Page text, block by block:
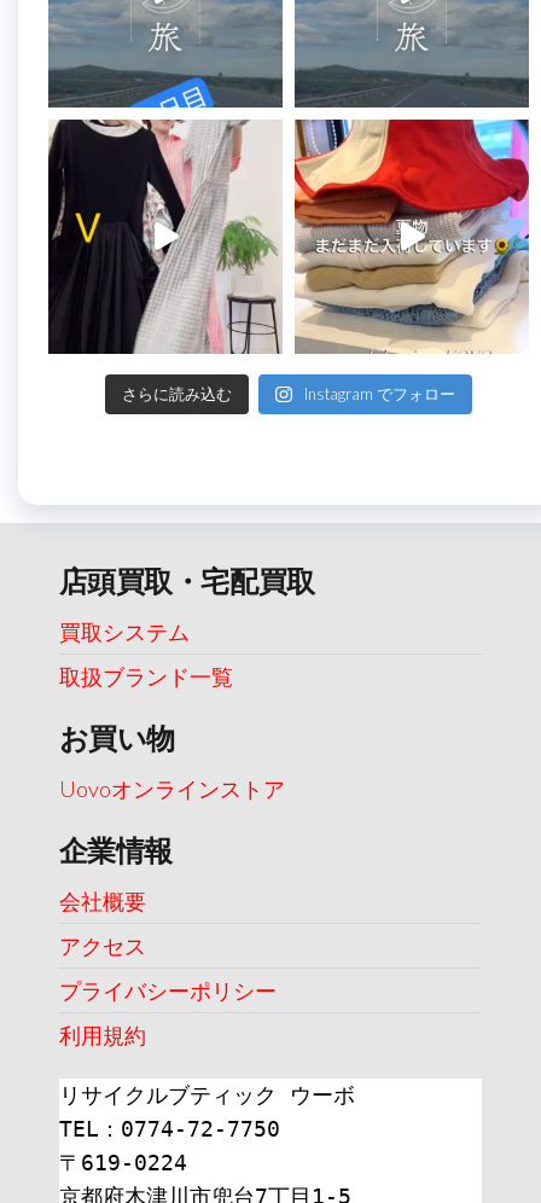
さらに読み込む Instagram でフォロー
店頭買取・宅配買取
買取システム
取扱ブランド一覧
お買い物
Uovoオンラインストア
企業情報
会社概要
アクセス
プライバシーポリシー
利用規約
リサイクルブティック ウーボ
TEL：0774-72-7750
〒619-0224
京都府木津川市兜台7丁目1-5